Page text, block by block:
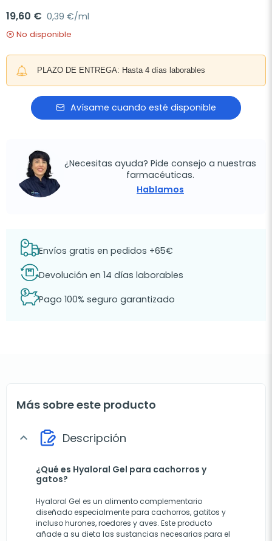
19,60 € 0,39 €/ml
No disponible
PLAZO DE ENTREGA: Hasta 4 días laborables
Avísame cuando esté disponible
¿Necesitas ayuda? Pide consejo a nuestras
farmacéuticas.
Hablamos
Envíos gratis en pedidos +65€
Devolución en 14 días laborables
Pago 100% seguro garantizado
Más sobre este producto
expand_more Descripción
¿Qué es Hyaloral Gel para cachorros y
gatos?
Hyaloral Gel es un alimento complementario
diseñado especialmente para cachorros, gatitos y
incluso hurones, roedores y aves. Este producto
añade a su dieta las sustancias necesarias para el